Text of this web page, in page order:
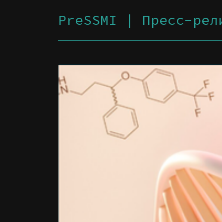
PreSSMI | Пресс-